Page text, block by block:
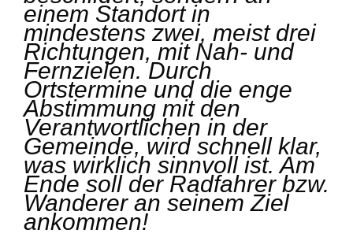
einem Standort in
mindestens zwei, meist drei
Richtungen, mit Nah- und
Fernzielen. Durch
Ortstermine und die enge
Abstimmung mit den
Verantwortlichen in der
Gemeinde, wird schnell klar,
was wirklich sinnvoll ist. Am
Ende soll der Radfahrer bzw.
Wanderer an seinem Ziel
ankommen!